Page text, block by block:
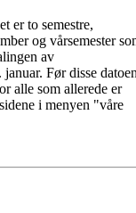
er to semestre,
og vårsemester
av
Før disse
alle som allerede er
i menyen "våre